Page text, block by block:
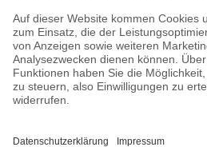
Telefon: +49 (0) 6408 9505-0
Telefax: +49 (0) 6408 9505-95
info@stumpf-gruppe.de
Instagram Facebook